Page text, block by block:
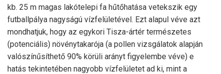
kb. 25 m magas lakótelepi fa hűtőhatása vetekszik egy
futballpálya nagyságú vízfelületével. Ezt alapul véve azt
mondhatjuk, hogy az egykori Tisza-ártér természetes
(potenciális) növénytakarója (a pollen vizsgálatok alapján
valószínűsíthető 90% körüli arányt figyelembe véve) e
hatás tekintetében nagyobb vízfelületet ad ki, mint a